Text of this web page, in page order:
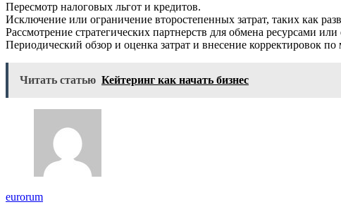
Пересмотр налоговых льгот и кредитов.
Исключение или ограничение второстепенных затрат, таких как
Рассмотрение стратегических партнерств для обмена ресурсами или
Периодический обзор и оценка затрат и внесение корректировок по
Читать статью Кейтеринг как начать бизнес
eurorum